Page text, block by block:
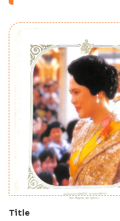
Title